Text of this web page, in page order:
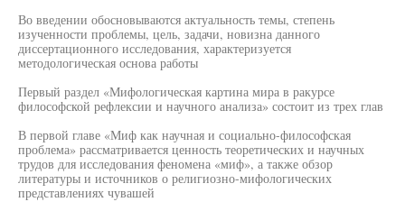
Во введении обосновываются актуальность темы, степень
изученности проблемы, цель, задачи, новизна данного
диссертационного исследования, характеризуется
методологическая основа работы
Первый раздел «Мифологическая картина мира в ракурсе
философской рефлексии и научного анализа» состоит из трех глав
В первой главе «Миф как научная и социально-философская
проблема» рассматривается ценность теоретических и научных
трудов для исследования феномена «миф», а также обзор
литературы и источников о религиозно-мифологических
представлениях чувашей